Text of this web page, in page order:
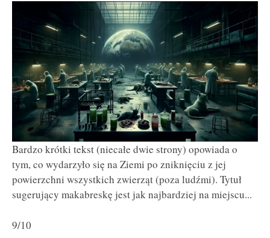
Bardzo krótki tekst (niecałe dwie strony) opowiada o
tym, co wydarzyło się na Ziemi po zniknięciu z jej
powierzchni wszystkich zwierząt (poza ludźmi). Tytuł
sugerujący makabreskę jest jak najbardziej na miejscu...
9/10